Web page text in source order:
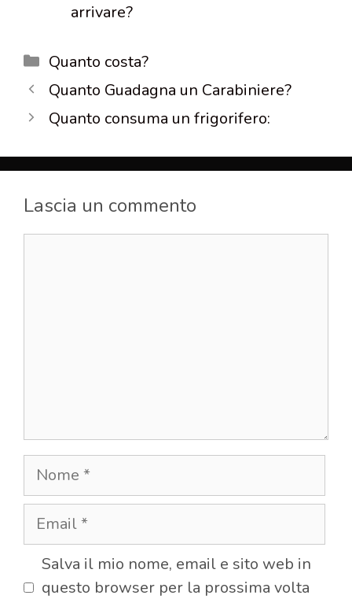
arrivare?
Categorie
Quanto costa?
Quanto Guadagna un Carabiniere?
Quanto consuma un frigorifero:
Lascia un commento
Nome
Email
Salva il mio nome, email e sito web in
questo browser per la prossima volta